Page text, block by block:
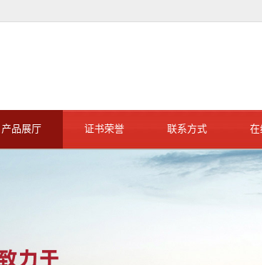
产品展厅 证书荣誉 联系方式 在